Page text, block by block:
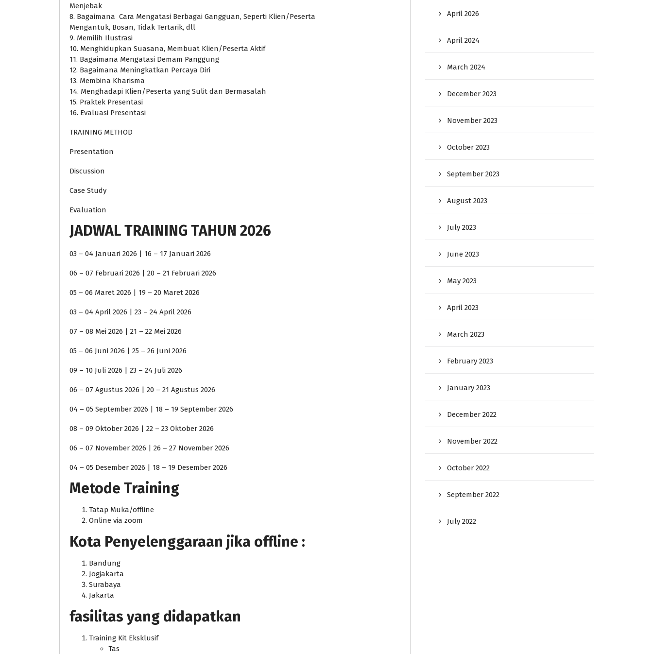
Menjebak
8. Bagaimana Cara Mengatasi Berbagai Gangguan, Seperti Klien/Peserta
Mengantuk, Bosan, Tidak Tertarik, dll
9. Memilih Ilustrasi
10. Menghidupkan Suasana, Membuat Klien/Peserta Aktif
11. Bagaimana Mengatasi Demam Panggung
12. Bagaimana Meningkatkan Percaya Diri
13. Membina Kharisma
14. Menghadapi Klien/Peserta yang Sulit dan Bermasalah
15. Praktek Presentasi
16. Evaluasi Presentasi
TRAINING METHOD
Presentation
Discussion
Case Study
Evaluation
JADWAL TRAINING TAHUN 2026
03 – 04 Januari 2026 | 16 – 17 Januari 2026
06 – 07 Februari 2026 | 20 – 21 Februari 2026
05 – 06 Maret 2026 | 19 – 20 Maret 2026
03 – 04 April 2026 | 23 – 24 April 2026
07 – 08 Mei 2026 | 21 – 22 Mei 2026
05 – 06 Juni 2026 | 25 – 26 Juni 2026
09 – 10 Juli 2026 | 23 – 24 Juli 2026
06 – 07 Agustus 2026 | 20 – 21 Agustus 2026
04 – 05 September 2026 | 18 – 19 September 2026
08 – 09 Oktober 2026 | 22 – 23 Oktober 2026
06 – 07 November 2026 | 26 – 27 November 2026
04 – 05 Desember 2026 | 18 – 19 Desember 2026
Metode Training
Tatap Muka/offline
Online via zoom
Kota Penyelenggaraan jika offline :
Bandung
Jogjakarta
Surabaya
Jakarta
fasilitas yang didapatkan
Training Kit Eksklusif
Tas
April 2026
April 2024
March 2024
December 2023
November 2023
October 2023
September 2023
August 2023
July 2023
June 2023
May 2023
April 2023
March 2023
February 2023
January 2023
December 2022
November 2022
October 2022
September 2022
July 2022